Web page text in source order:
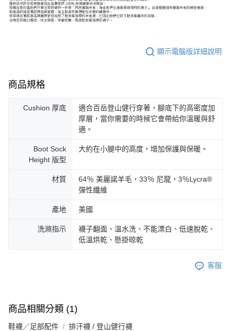
顯示電腦版詳細說明
商品規格
Cushion 厚底
適合百岳登山健行穿著，腳底下的高密度加
厚層，當你需要的時候它會帶給你溫暖與舒
適。
Boot Sock
Height 版型
大約在小腿中的高度，增加保護與保暖。
材質
64％ 美麗諾羊毛，33％ 尼龍，3％Lycra®
彈性纖維
產地 美國
洗滌指示
襪子翻面、溫水洗、不能漂白、低速脫乾、
低溫烘乾、懸掛晾乾
客服
商品相關分類 (1)
鞋襪／足部配件 排汗襪 / 登山健行襪